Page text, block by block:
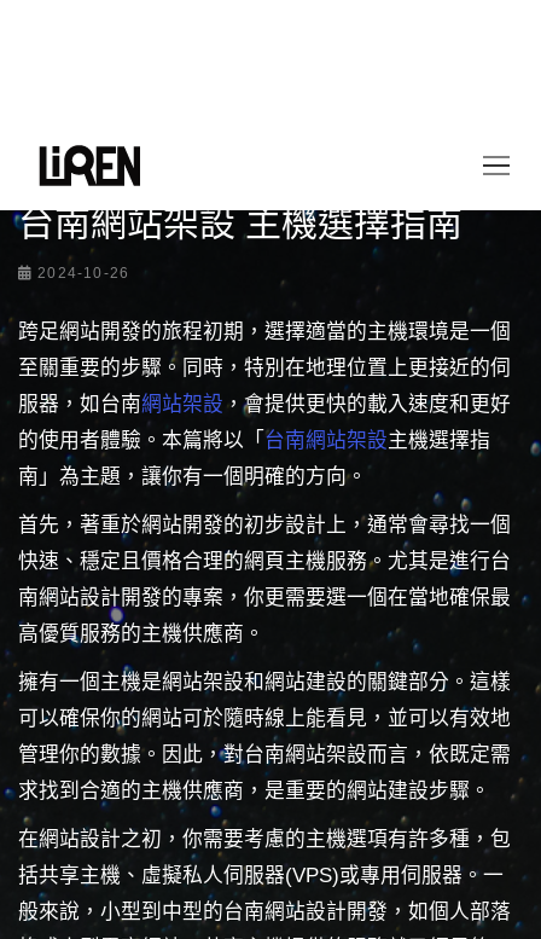
最新情報
台南網站架設 主機選擇指南
2024-10-26
跨足網站開發的旅程初期，選擇適當的主機環境是一個
至關重要的步驟。同時，特別在地理位置上更接近的伺
服器，如台南網站架設 ，會提供更快的載入速度和更好
的使用者體驗。本篇將以「 台南網站架設主機選擇指
南」為主題，讓你有一個明確的方向。
首先，著重於網站開發的初步設計上，通常會尋找一個
快速、穩定且價格合理的網頁主機服務。尤其是進行台
南網站設計開發的專案，你更需要選一個在當地確保最
高優質服務的主機供應商。
擁有一個主機是網站架設和網站建設的關鍵部分。這樣
可以確保你的網站可於隨時線上能看見，並可以有效地
管理你的數據。因此，對台南網站架設而言，依既定需
求找到合適的主機供應商，是重要的網站建設步驟。
在網站設計之初，你需要考慮的主機選項有許多種，包
括共享主機、虛擬私人伺服器(VPS)或專用伺服器。一
般來說，小型到中型的台南網站設計開發，如個人部落